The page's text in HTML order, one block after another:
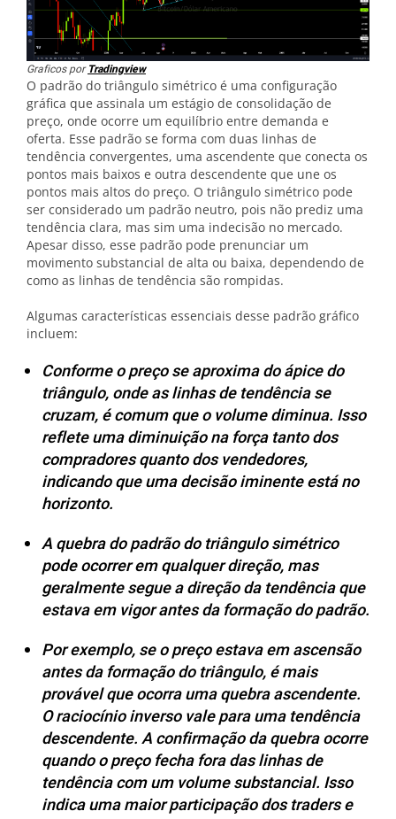
Graficos porTradingview
O padrão do triângulo simétrico é uma configuração
gráfica que assinala um estágio de consolidação de
preço, onde ocorre um equilíbrio entre demanda e
oferta. Esse padrão se forma com duas linhas de
tendência convergentes, uma ascendente que conecta os
pontos mais baixos e outra descendente que une os
pontos mais altos do preço. O triângulo simétrico pode
ser considerado um padrão neutro, pois não prediz uma
tendência clara, mas sim uma indecisão no mercado.
Apesar disso, esse padrão pode prenunciar um
movimento substancial de alta ou baixa, dependendo de
como as linhas de tendência são rompidas.
Algumas características essenciais desse padrão gráfico
incluem:
Conforme o preço se aproxima do ápice do
triângulo, onde as linhas de tendência se
cruzam, é comum que o volume diminua. Isso
reflete uma diminuição na força tanto dos
compradores quanto dos vendedores,
indicando que uma decisão iminente está no
horizonto.
A quebra do padrão do triângulo simétrico
pode ocorrer em qualquer direção, mas
geralmente segue a direção da tendência que
estava em vigor antes da formação do padrão.
Por exemplo, se o preço estava em ascensão
antes da formação do triângulo, é mais
provável que ocorra uma quebra ascendente.
O raciocínio inverso vale para uma tendência
descendente. A confirmação da quebra ocorre
quando o preço fecha fora das linhas de
tendência com um volume substancial. Isso
indica uma maior participação dos traders e